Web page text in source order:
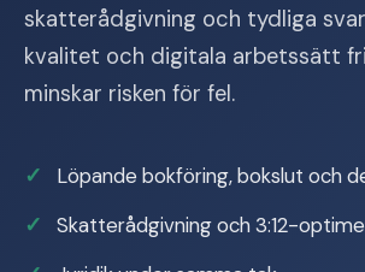
skatterådgivning och tydliga
kvalitet och digitala arbetssätt
minskar risken för fel.
Löpande bokföring, bokslut och
Skatterådgivning och 3:12-